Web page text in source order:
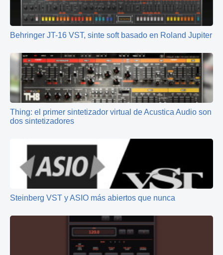
Behringer JT-16 VST, sinte soft basado en Roland Jupiter
Thing: el primer sintetizador virtual de Acustica Audio son
dos sintetizadores
Steinberg VST y ASIO más abiertos que nunca